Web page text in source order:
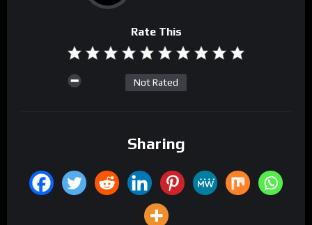
Rate This
Not Rated
Sharing